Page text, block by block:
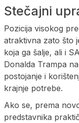
Stečajni
Pozicija visokog
atraktivna zato što
koja ga šalje, ali i
Donalda Trampa
postojanje i
krajnje potrebe.
Ako se, prema
predstavnika